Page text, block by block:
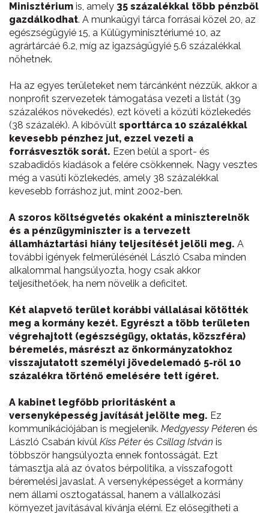
Minisztérium is, amely 35 százalékkal több pénzből
gazdálkodhat. A munkaügyi tárca forrásai közel 20, az
egészségügyié 15, a Külügyminisztériumé 10, az
agrártárcáé 6.2, míg az igazságügyié 5.6 százalékkal
nőhetnek.
Ha az egyes területeket nem tárcánként nézzük, akkor a
nonprofit szervezetek támogatása vezeti a listát (39
százalékos növekedés), ezt követi a közúti közlekedés
(38 százalék). A kibővült sporttárca 10 százalékkal
kevesebb pénzhez jut, ezzel vezeti a
forrásvesztők sorát. Ezen belül a sport- és
szabadidős kiadások a felére csökkennek. Nagy vesztes
még a vasúti közlekedés, amely 38 százalékkal
kevesebb forráshoz jut, mint 2002-ben.
A szoros költségvetés okaként a miniszterelnök
és a pénzügyminiszter is a tervezett
államháztartási hiány teljesítését jelöli meg. A
további igények felmerülésénél László Csaba minden
alkalommal hangsúlyozta, hogy csak akkor
teljesíthetőek, ha nem növelik a deficitet.
Két alapvető terület korábbi vállalásai kötötték
meg a kormány kezét. Egyrészt a több területen
végrehajtott (egészségügy, oktatás, közszféra)
béremelés, másrészt az önkormányzatokhoz
visszajutatott személyi jövedelemadó 5-ről 10
százalékra történő emelésére tett ígéret.
A kabinet legfőbb prioritásként a
versenyképesség javítását jelölte meg. Ez
kommunikációjában is megjelenik. Medgyessy Péteren és
László Csabán kívül Kiss Péterés Csillag István is
többször hangsúlyozta ennek fontosságát. Ezt
támasztja alá az óvatos bérpolitika, a visszafogott
béremelési javaslat. A versenyképességet a kormány
nem állami osztogatással, hanem a vállalkozási
környezet javításával kívánja elérni. Ez elősegítheti a